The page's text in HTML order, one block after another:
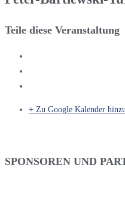
Teile diese Veranstaltung
+ Zu Google Kalender
SPONSOREN UND